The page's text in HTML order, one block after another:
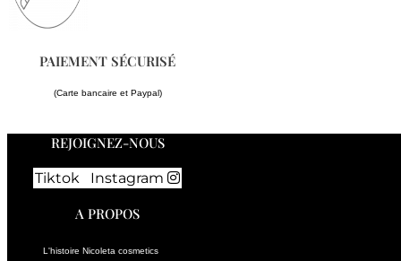
PAIEMENT SÉCURISÉ
(Carte bancaire et Paypal)
REJOIGNEZ-NOUS
Tiktok Instagram
A PROPOS
L'histoire Nicoleta cosmetics